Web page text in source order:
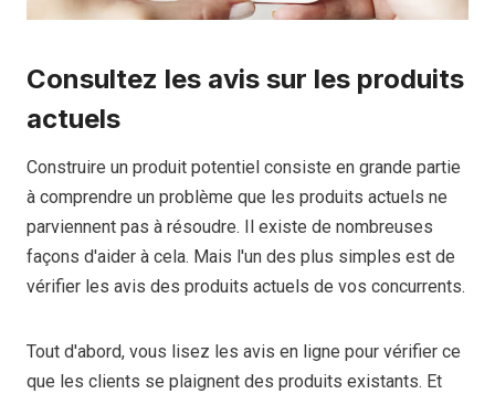
Consultez les avis sur les produits
actuels
Construire un produit potentiel consiste en grande partie
à comprendre un problème que les produits actuels ne
parviennent pas à résoudre. Il existe de nombreuses
façons d'aider à cela. Mais l'un des plus simples est de
vérifier les avis des produits actuels de vos concurrents.
Tout d'abord, vous lisez les avis en ligne pour vérifier ce
que les clients se plaignent des produits existants. Et